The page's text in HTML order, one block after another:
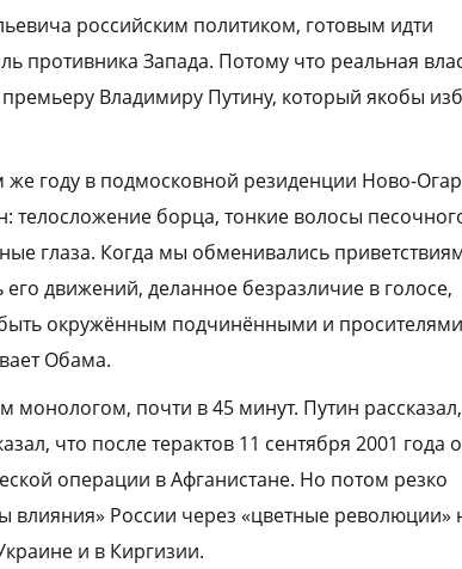
российским политиком, готовым идти
противника Запада. Потому что реальная
Владимиру Путину, который якобы
году в подмосковной резиденции Ново-
борца, тонкие волосы
глаза. Когда мы обменивались
движений, деланное безразличие в голосе,
окружённым подчинёнными и
Обама.
монологом, почти в 45 минут. Путин
что после терактов 11 сентября 2001 года
операции в Афганистане. Но потом резко
влияния» России через «цветные революции»
и в Киргизии.